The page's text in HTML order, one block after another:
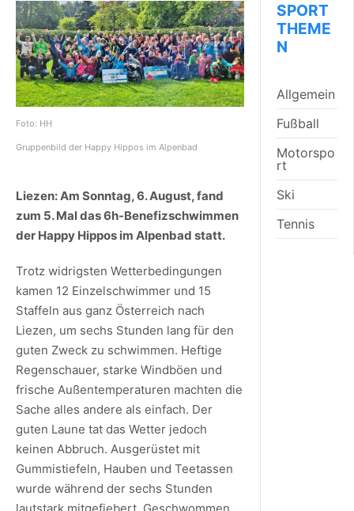
Foto: HH
Gruppenbild der Happy Hippos im Alpenbad
Liezen: Am Sonntag, 6. August, fand
zum 5. Mal das 6h-Benefizschwimmen
der Happy Hippos im Alpenbad statt.
Trotz widrigsten Wetterbedingungen
kamen 12 Einzelschwimmer und 15
Staffeln aus ganz Österreich nach
Liezen, um sechs Stunden lang für den
guten Zweck zu schwimmen. Heftige
Regenschauer, starke Windböen und
frische Außentemperaturen machten die
Sache alles andere als einfach. Der
guten Laune tat das Wetter jedoch
keinen Abbruch. Ausgerüstet mit
Gummistiefeln, Hauben und Teetassen
wurde während der sechs Stunden
SPORT
THEME
N
Allgemein
Fußball
Motorspo
rt
Ski
Tennis